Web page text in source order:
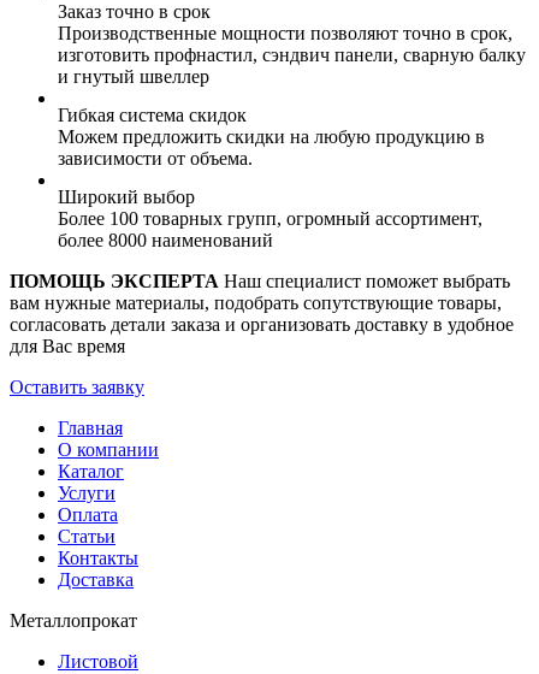
Заказ точно в срок
Производственные мощности позволяют точно в срок,
изготовить профнастил, сэндвич панели, сварную балку
и гнутый швеллер
Гибкая система скидок
Можем предложить скидки на любую продукцию в
зависимости от объема.
Широкий выбор
Более 100 товарных групп, огромный ассортимент,
более 8000 наименований
ПОМОЩЬ ЭКСПЕРТА Наш специалист поможет выбрать
вам нужные материалы, подобрать сопутствующие товары,
согласовать детали заказа и организовать доставку в удобное
для Вас время
Оставить заявку
Главная
О компании
Каталог
Услуги
Оплата
Статьи
Контакты
Доставка
Металлопрокат
Листовой